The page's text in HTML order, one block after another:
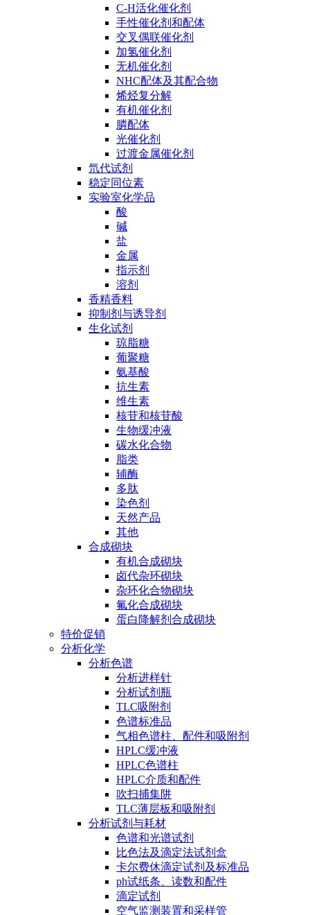
C-H活化催化剂
手性催化剂和配体
交叉偶联催化剂
加氢催化剂
无机催化剂
NHC配体及其配合物
烯烃复分解
有机催化剂
膦配体
光催化剂
过渡金属催化剂
氘代试剂
稳定同位素
实验室化学品
酸
碱
盐
金属
指示剂
溶剂
香精香料
抑制剂与诱导剂
生化试剂
琼脂糖
葡聚糖
氨基酸
抗生素
维生素
核苷和核苷酸
生物缓冲液
碳水化合物
脂类
辅酶
多肽
染色剂
天然产品
其他
合成砌块
有机合成砌块
卤代杂环砌块
杂环化合物砌块
氟化合成砌块
蛋白降解剂合成砌块
特价促销
分析化学
分析色谱
分析进样针
分析试剂瓶
TLC吸附剂
色谱标准品
气相色谱柱、配件和吸附剂
HPLC缓冲液
HPLC色谱柱
HPLC介质和配件
吹扫捕集阱
TLC薄层板和吸附剂
分析试剂与耗材
色谱和光谱试剂
比色法及滴定法试剂盒
卡尔费休滴定试剂及标准品
ph试纸条、读数和配件
滴定试剂
空气监测装置和采样管